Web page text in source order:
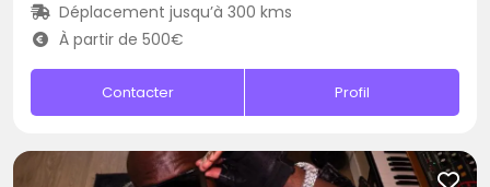
Déplacement jusqu’à 300 kms
À partir de 500€
Contacter Profil